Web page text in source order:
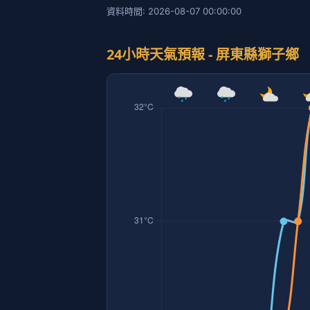
資料時間: 2026-08-07 00:00:00
24小時天氣預報 - 屏東縣獅子鄉